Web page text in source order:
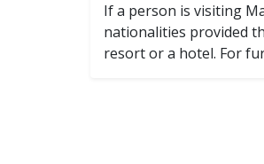
If a person is visiting
nationalities provided
resort or a hotel. For